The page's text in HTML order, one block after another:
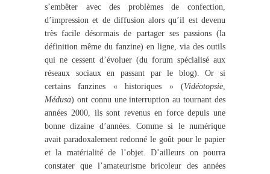
s’embêter avec des problèmes de confection,
d’impression et de diffusion alors qu’il est devenu
très facile désormais de partager ses passions (la
définition même du fanzine) en ligne, via des outils
qui ne cessent d’évoluer (du forum spécialisé aux
réseaux sociaux en passant par le blog). Or si
certains fanzines « historiques » (Vidéotopsie,
Médusa) ont connu une interruption au tournant des
années 2000, ils sont revenus en force depuis une
bonne dizaine d’années. Comme si le numérique
avait paradoxalement redonné le goût pour le papier
et la matérialité de l’objet. D’ailleurs on pourra
constater que l’amateurisme bricoleur des années